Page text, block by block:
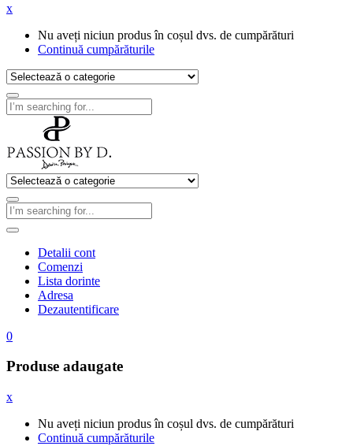
x
Nu aveți niciun produs în coșul dvs. de cumpărături
Continuă cumpărăturile
Detalii cont
Comenzi
Lista dorinte
Adresa
Dezautentificare
0
Produse adaugate
x
Nu aveți niciun produs în coșul dvs. de cumpărături
Continuă cumpărăturile